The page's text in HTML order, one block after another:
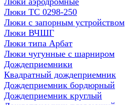
Люки ТС 0298-250
Люки с запорным устройством
Люки ВЧШГ
Люки типа Арбат
Люки чугунные с шарниром
Дождеприемники
Квадратный дождеприемник
Дождеприемник бордюрный
Дождеприемник круглый